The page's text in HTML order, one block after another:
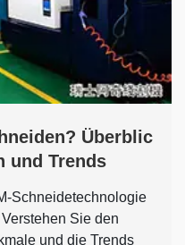
Überblic
und Trends
Schneidetechnologie
Sie den
und die Trends